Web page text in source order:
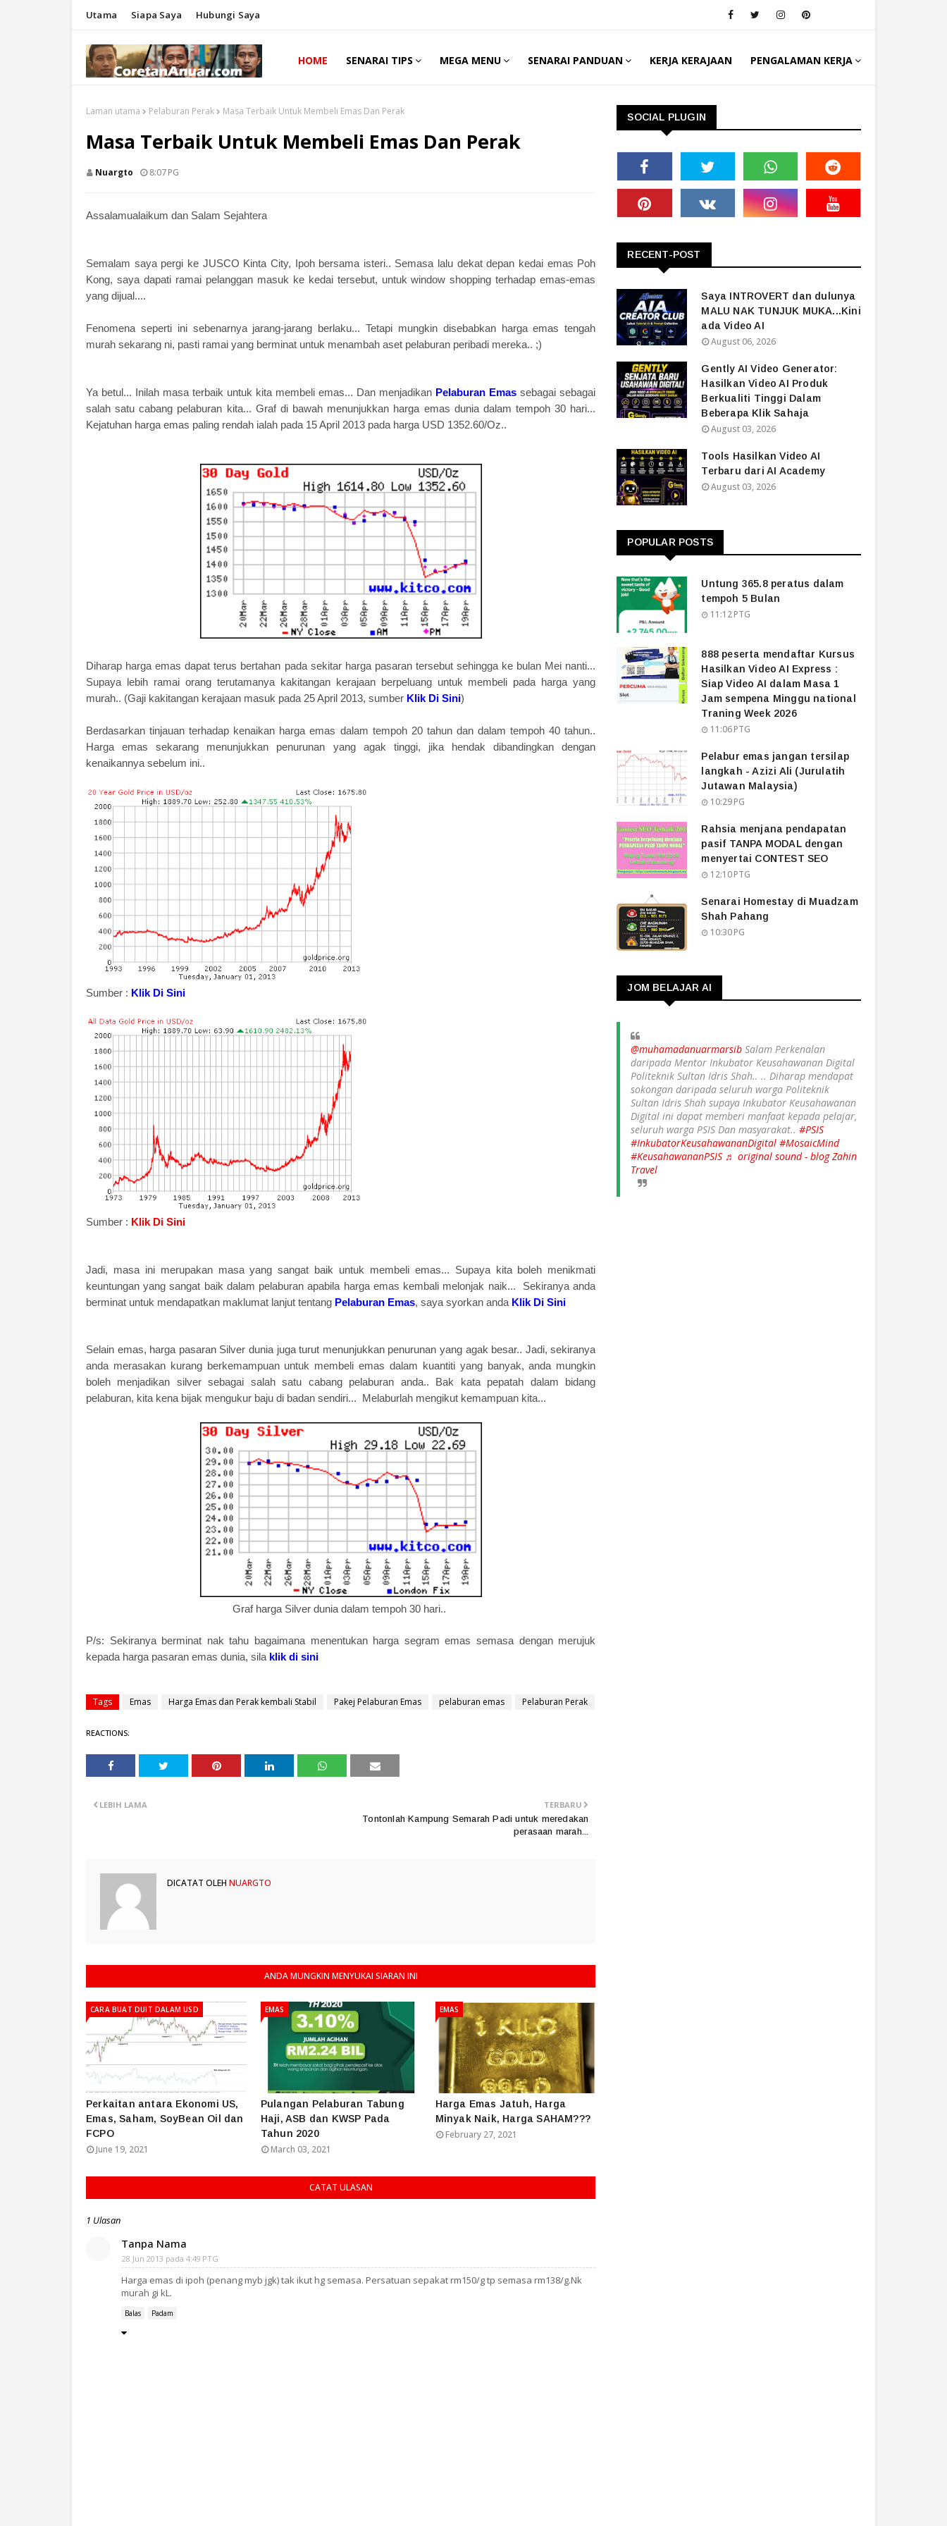
Utama Siapa Saya Hubungi Saya
HOME SENARAI TIPS MEGA MENU SENARAI PANDUAN KERJA KERAJAAN PENGALAMAN KERJA
Laman utama Pelaburan Perak Masa Terbaik Untuk Membeli Emas Dan Perak
Masa Terbaik Untuk Membeli Emas Dan Perak
Nuargto 8:07 PG
Assalamualaikum dan Salam Sejahtera
Semalam saya pergi ke JUSCO Kinta City, Ipoh bersama isteri.. Semasa lalu dekat depan kedai emas Poh
Kong, saya dapati ramai pelanggan masuk ke kedai tersebut, untuk window shopping terhadap emas-emas
yang dijual....
Fenomena seperti ini sebenarnya jarang-jarang berlaku... Tetapi mungkin disebabkan harga emas tengah
murah sekarang ni, pasti ramai yang berminat untuk menambah aset pelaburan peribadi mereka.. ;)
Ya betul... Inilah masa terbaik untuk kita membeli emas... Dan menjadikan Pelaburan Emas sebagai sebagai
salah satu cabang pelaburan kita... Graf di bawah menunjukkan harga emas dunia dalam tempoh 30 hari...
Kejatuhan harga emas paling rendah ialah pada 15 April 2013 pada harga USD 1352.60/Oz..
Diharap harga emas dapat terus bertahan pada sekitar harga pasaran tersebut sehingga ke bulan Mei nanti...
Supaya lebih ramai orang terutamanya kakitangan kerajaan berpeluang untuk membeli pada harga yang
murah.. (Gaji kakitangan kerajaan masuk pada 25 April 2013, sumber Klik Di Sini)
Berdasarkan tinjauan terhadap kenaikan harga emas dalam tempoh 20 tahun dan dalam tempoh 40 tahun..
Harga emas sekarang menunjukkan penurunan yang agak tinggi, jika hendak dibandingkan dengan
kenaikannya sebelum ini..
Sumber : Klik Di Sini
Sumber : Klik Di Sini
Jadi, masa ini merupakan masa yang sangat baik untuk membeli emas... Supaya kita boleh menikmati
keuntungan yang sangat baik dalam pelaburan apabila harga emas kembali melonjak naik... Sekiranya anda
berminat untuk mendapatkan maklumat lanjut tentang Pelaburan Emas, saya syorkan anda Klik Di Sini
Selain emas, harga pasaran Silver dunia juga turut menunjukkan penurunan yang agak besar.. Jadi, sekiranya
anda merasakan kurang berkemampuan untuk membeli emas dalam kuantiti yang banyak, anda mungkin
boleh menjadikan silver sebagai salah satu cabang pelaburan anda.. Bak kata pepatah dalam bidang
pelaburan, kita kena bijak mengukur baju di badan sendiri... Melaburlah mengikut kemampuan kita...
Graf harga Silver dunia dalam tempoh 30 hari..
P/s: Sekiranya berminat nak tahu bagaimana menentukan harga segram emas semasa dengan merujuk
kepada harga pasaran emas dunia, sila klik di sini
Tags Emas Harga Emas dan Perak kembali Stabil Pakej Pelaburan Emas pelaburan emas Pelaburan Perak
REACTIONS:
TERBARU
Tontonlah Kampung Semarah Padi untuk meredakan
perasaan marah...
LEBIH LAMA
DICATAT OLEH NUARGTO
ANDA MUNGKIN MENYUKAI SIARAN INI
CARA BUAT DUIT DALAM USD
Perkaitan antara Ekonomi US,
Emas, Saham, SoyBean Oil dan
FCPO
June 19, 2021
EMAS
Pulangan Pelaburan Tabung
Haji, ASB dan KWSP Pada
Tahun 2020
March 03, 2021
EMAS
Harga Emas Jatuh, Harga
Minyak Naik, Harga SAHAM???
February 27, 2021
CATAT ULASAN
1 Ulasan
Tanpa Nama
28 Jun 2013 pada 4:49 PTG
Harga emas di ipoh (penang myb jgk) tak ikut hg semasa. Persatuan sepakat rm150/g tp semasa rm138/g.Nk
murah gi kL.
Balas Padam
SOCIAL PLUGIN
RECENT-POST
Saya INTROVERT dan dulunya
MALU NAK TUNJUK MUKA...Kini
ada Video AI
August 06, 2026
Gently AI Video Generator:
Hasilkan Video AI Produk
Berkualiti Tinggi Dalam
Beberapa Klik Sahaja
August 03, 2026
Tools Hasilkan Video AI
Terbaru dari AI Academy
August 03, 2026
POPULAR POSTS
Untung 365.8 peratus dalam
tempoh 5 Bulan
11:12 PTG
888 peserta mendaftar Kursus
Hasilkan Video AI Express :
Siap Video AI dalam Masa 1
Jam sempena Minggu national
Traning Week 2026
11:06 PTG
Pelabur emas jangan tersilap
langkah - Azizi Ali (Jurulatih
Jutawan Malaysia)
10:29 PG
Rahsia menjana pendapatan
pasif TANPA MODAL dengan
menyertai CONTEST SEO
12:10 PTG
Senarai Homestay di Muadzam
Shah Pahang
10:30 PG
JOM BELAJAR AI
@muhamadanuarmarsib Salam Perkenalan
daripada Mentor Inkubator Keusahawanan Digital
Politeknik Sultan Idris Shah.. .. Diharap mendapat
sokongan daripada seluruh warga Politeknik
Sultan Idris Shah supaya Inkubator Keusahawanan
Digital ini dapat memberi manfaat kepada pelajar,
seluruh warga PSIS Dan masyarakat..#PSIS
#InkubatorKeusahawananDigital #MosaicMind
#KeusahawananPSIS ♬ original sound - blog Zahin
Travel